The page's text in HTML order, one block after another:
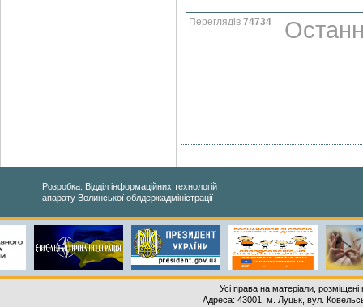
Переглядів 74734
Розробка: Відділ інформаційних технологій
апарату Волинської облдержадміністрації
Усі права на матеріали,
Адреса: 43001, м. Луцьк, вул.